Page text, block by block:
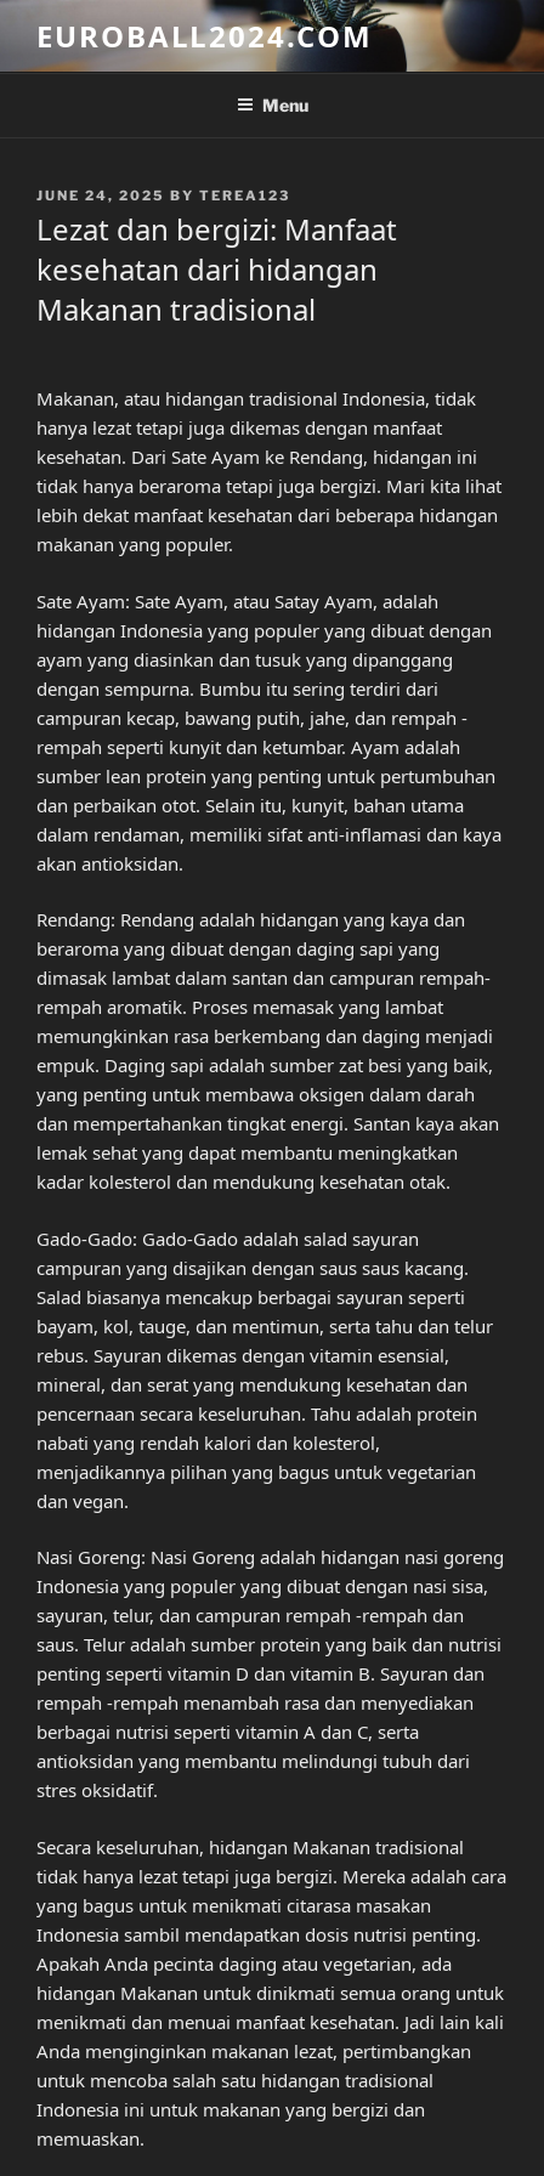
content
EUROBALL2024.COM
Menu
POSTED
JUNE 24, 2025 BY TEREA123
Lezat dan bergizi: Manfaat
kesehatan dari hidangan
Makanan tradisional
Makanan, atau hidangan tradisional Indonesia, tidak
hanya lezat tetapi juga dikemas dengan manfaat
kesehatan. Dari Sate Ayam ke Rendang, hidangan ini
tidak hanya beraroma tetapi juga bergizi. Mari kita lihat
lebih dekat manfaat kesehatan dari beberapa hidangan
makanan yang populer.
Sate Ayam: Sate Ayam, atau Satay Ayam, adalah
hidangan Indonesia yang populer yang dibuat dengan
ayam yang diasinkan dan tusuk yang dipanggang
dengan sempurna. Bumbu itu sering terdiri dari
campuran kecap, bawang putih, jahe, dan rempah -
rempah seperti kunyit dan ketumbar. Ayam adalah
sumber lean protein yang penting untuk pertumbuhan
dan perbaikan otot. Selain itu, kunyit, bahan utama
dalam rendaman, memiliki sifat anti-inflamasi dan kaya
akan antioksidan.
Rendang: Rendang adalah hidangan yang kaya dan
beraroma yang dibuat dengan daging sapi yang
dimasak lambat dalam santan dan campuran rempah-
rempah aromatik. Proses memasak yang lambat
memungkinkan rasa berkembang dan daging menjadi
empuk. Daging sapi adalah sumber zat besi yang baik,
yang penting untuk membawa oksigen dalam darah
dan mempertahankan tingkat energi. Santan kaya akan
lemak sehat yang dapat membantu meningkatkan
kadar kolesterol dan mendukung kesehatan otak.
Gado-Gado: Gado-Gado adalah salad sayuran
campuran yang disajikan dengan saus saus kacang.
Salad biasanya mencakup berbagai sayuran seperti
bayam, kol, tauge, dan mentimun, serta tahu dan telur
rebus. Sayuran dikemas dengan vitamin esensial,
mineral, dan serat yang mendukung kesehatan dan
pencernaan secara keseluruhan. Tahu adalah protein
nabati yang rendah kalori dan kolesterol,
menjadikannya pilihan yang bagus untuk vegetarian
dan vegan.
Nasi Goreng: Nasi Goreng adalah hidangan nasi goreng
Indonesia yang populer yang dibuat dengan nasi sisa,
sayuran, telur, dan campuran rempah -rempah dan
saus. Telur adalah sumber protein yang baik dan nutrisi
penting seperti vitamin D dan vitamin B. Sayuran dan
rempah -rempah menambah rasa dan menyediakan
berbagai nutrisi seperti vitamin A dan C, serta
antioksidan yang membantu melindungi tubuh dari
stres oksidatif.
Secara keseluruhan, hidangan Makanan tradisional
tidak hanya lezat tetapi juga bergizi. Mereka adalah cara
yang bagus untuk menikmati citarasa masakan
Indonesia sambil mendapatkan dosis nutrisi penting.
Apakah Anda pecinta daging atau vegetarian, ada
hidangan Makanan untuk dinikmati semua orang untuk
menikmati dan menuai manfaat kesehatan. Jadi lain kali
Anda menginginkan makanan lezat, pertimbangkan
untuk mencoba salah satu hidangan tradisional
Indonesia ini untuk makanan yang bergizi dan
memuaskan.